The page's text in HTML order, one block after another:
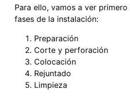
Para ello, vamos a ver
fases de la instalación:
Preparación
Corte y perforación
Colocación
Rejuntado
Limpieza